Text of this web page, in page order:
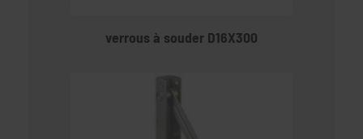
verrous à souder D16X300